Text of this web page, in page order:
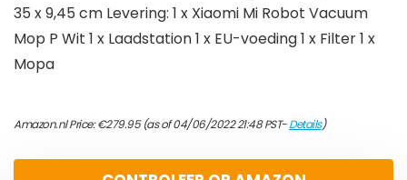
35 x 9,45 cm Levering: 1 x Xiaomi Mi Robot Vacuum
Mop P Wit 1 x Laadstation 1 x EU-voeding 1 x Filter 1 x
Mopa
Amazon.nl Price:€279.95(as of 04/06/2022 21:48 PST-Details)